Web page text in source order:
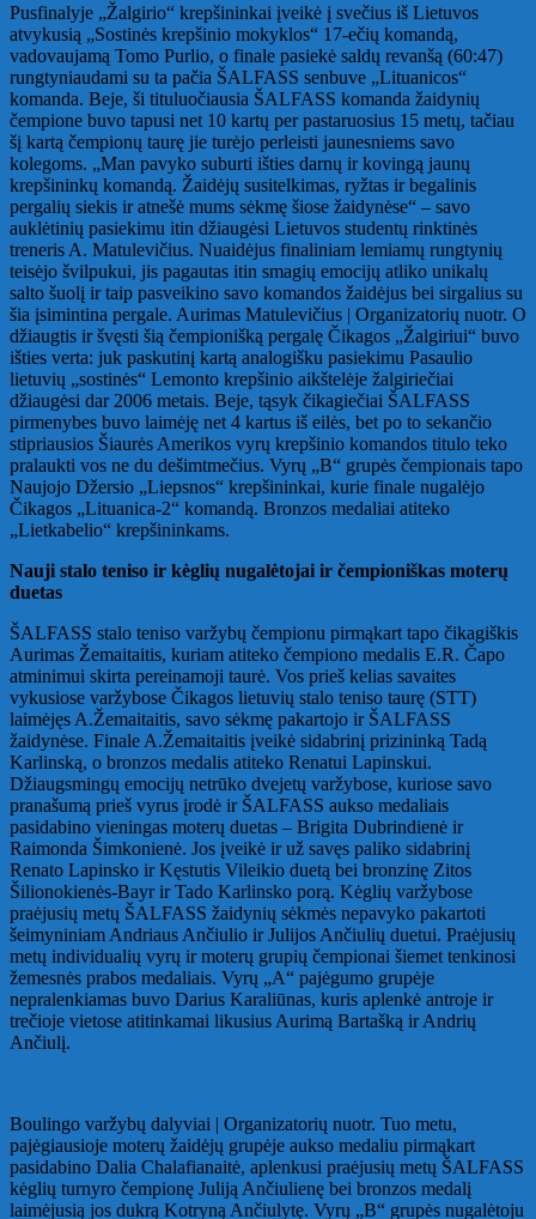
Pusfinalyje „Žalgirio“ krepšininkai įveikė į svečius iš Lietuvos
atvykusią „Sostinės krepšinio mokyklos“ 17-ečių komandą,
vadovaujamą Tomo Purlio, o finale pasiekė saldų revanšą (60:47)
rungtyniaudami su ta pačia ŠALFASS senbuve „Lituanicos“
komanda. Beje, ši tituluočiausia ŠALFASS komanda žaidynių
čempione buvo tapusi net 10 kartų per pastaruosius 15 metų, tačiau
šį kartą čempionų taurę jie turėjo perleisti jaunesniems savo
kolegoms. „Man pavyko suburti išties darnų ir kovingą jaunų
krepšininkų komandą. Žaidėjų susitelkimas, ryžtas ir begalinis
pergalių siekis ir atnešė mums sėkmę šiose žaidynėse“ – savo
auklėtinių pasiekimu itin džiaugėsi Lietuvos studentų rinktinės
treneris A. Matulevičius. Nuaidėjus finaliniam lemiamų rungtynių
teisėjo švilpukui, jis pagautas itin smagių emocijų atliko unikalų
salto šuolį ir taip pasveikino savo komandos žaidėjus bei sirgalius su
šia įsimintina pergale. Aurimas Matulevičius | Organizatorių nuotr. O
džiaugtis ir švęsti šią čempionišką pergalę Čikagos „Žalgiriui“ buvo
išties verta: juk paskutinį kartą analogišku pasiekimu Pasaulio
lietuvių „sostinės“ Lemonto krepšinio aikštelėje žalgiriečiai
džiaugėsi dar 2006 metais. Beje, tąsyk čikagiečiai ŠALFASS
pirmenybes buvo laimėję net 4 kartus iš eilės, bet po to sekančio
stipriausios Šiaurės Amerikos vyrų krepšinio komandos titulo teko
pralaukti vos ne du dešimtmečius. Vyrų „B“ grupės čempionais tapo
Naujojo Džersio „Liepsnos“ krepšininkai, kurie finale nugalėjo
Čikagos „Lituanica-2“ komandą. Bronzos medaliai atiteko
„Lietkabelio“ krepšininkams.
Nauji stalo teniso ir kėglių nugalėtojai ir čempioniškas moterų
duetas
ŠALFASS stalo teniso varžybų čempionu pirmąkart tapo čikagiškis
Aurimas Žemaitaitis, kuriam atiteko čempiono medalis E.R. Čapo
atminimui skirta pereinamoji taurė. Vos prieš kelias savaites
vykusiose varžybose Čikagos lietuvių stalo teniso taurę (STT)
laimėjęs A.Žemaitaitis, savo sėkmę pakartojo ir ŠALFASS
žaidynėse. Finale A.Žemaitaitis įveikė sidabrinį prizininką Tadą
Karlinską, o bronzos medalis atiteko Renatui Lapinskui.
Džiaugsmingų emocijų netrūko dvejetų varžybose, kuriose savo
pranašumą prieš vyrus įrodė ir ŠALFASS aukso medaliais
pasidabino vieningas moterų duetas – Brigita Dubrindienė ir
Raimonda Šimkonienė. Jos įveikė ir už savęs paliko sidabrinį
Renato Lapinsko ir Kęstutis Vileikio duetą bei bronzinę Zitos
Šilionokienės-Bayr ir Tado Karlinsko porą. Kėglių varžybose
praėjusių metų ŠALFASS žaidynių sėkmės nepavyko pakartoti
šeimyniniam Andriaus Ančiulio ir Julijos Ančiulių duetui. Praėjusių
metų individualių vyrų ir moterų grupių čempionai šiemet tenkinosi
žemesnės prabos medaliais. Vyrų „A“ pajėgumo grupėje
nepralenkiamas buvo Darius Karaliūnas, kuris aplenkė antroje ir
trečioje vietose atitinkamai likusius Aurimą Bartašką ir Andrių
Ančiulį.
Boulingo varžybų dalyviai | Organizatorių nuotr. Tuo metu,
pajėgiausioje moterų žaidėjų grupėje aukso medaliu pirmąkart
pasidabino Dalia Chalafianaitė, aplenkusi praėjusių metų ŠALFASS
kėglių turnyro čempionę Juliją Ančiulienę bei bronzos medalį
laimėjusią jos dukrą Kotryną Ančiulytę. Vyrų „B“ grupės nugalėtoju